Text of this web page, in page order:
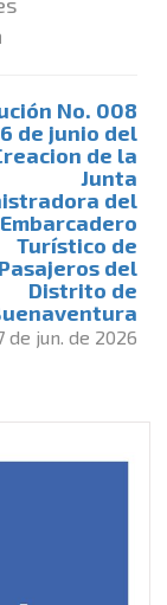
No. 008
de junio del
de la
Junta
del
Embarcadero
Turístico de
Pasajeros del
Distrito de
de jun. de 2026